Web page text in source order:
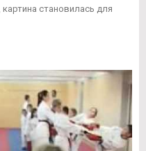
становилась для